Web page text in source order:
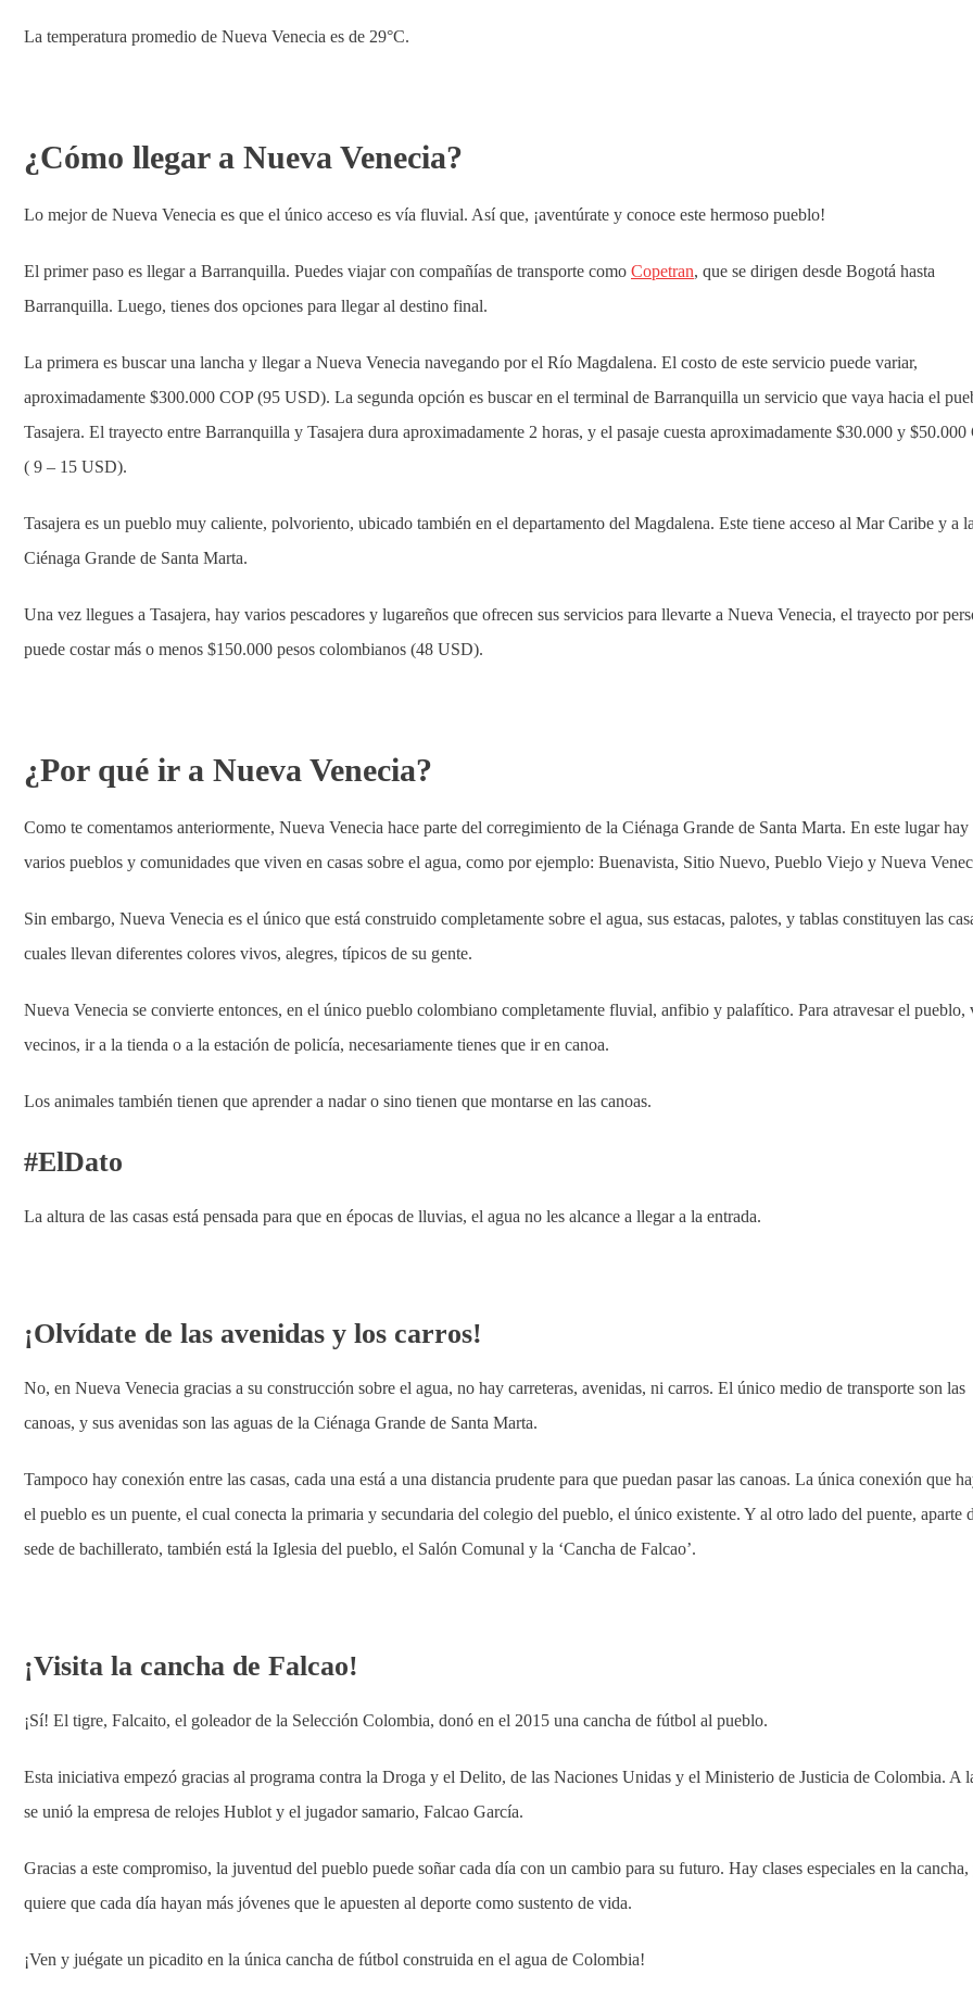
La temperatura promedio de Nueva Venecia es de 29°C.
¿Cómo llegar a Nueva Venecia?
Lo mejor de Nueva Venecia es que el único acceso es vía fluvial. Así que, ¡aventúrate y conoce este hermoso pueblo!
El primer paso es llegar a Barranquilla. Puedes viajar con compañías de transporte como Copetran, que se dirigen desde Bogotá hasta
Barranquilla. Luego, tienes dos opciones para llegar al destino final.
La primera es buscar una lancha y llegar a Nueva Venecia navegando por el Río Magdalena. El costo de este servicio puede variar,
aproximadamente $300.000 COP (95 USD). La segunda opción es buscar en el terminal de Barranquilla un servicio que vaya hacia el
Tasajera. El trayecto entre Barranquilla y Tasajera dura aproximadamente 2 horas, y el pasaje cuesta aproximadamente $30.000 y $50.000
( 9 – 15 USD).
Tasajera es un pueblo muy caliente, polvoriento, ubicado también en el departamento del Magdalena. Este tiene acceso al Mar Caribe y a
Ciénaga Grande de Santa Marta.
Una vez llegues a Tasajera, hay varios pescadores y lugareños que ofrecen sus servicios para llevarte a Nueva Venecia, el trayecto por
puede costar más o menos $150.000 pesos colombianos (48 USD).
¿Por qué ir a Nueva Venecia?
Como te comentamos anteriormente, Nueva Venecia hace parte del corregimiento de la Ciénaga Grande de Santa Marta. En este lugar hay
varios pueblos y comunidades que viven en casas sobre el agua, como por ejemplo: Buenavista, Sitio Nuevo, Pueblo Viejo y Nueva
Sin embargo, Nueva Venecia es el único que está construido completamente sobre el agua, sus estacas, palotes, y tablas constituyen las
cuales llevan diferentes colores vivos, alegres, típicos de su gente.
Nueva Venecia se convierte entonces, en el único pueblo colombiano completamente fluvial, anfibio y palafítico. Para atravesar el pueblo,
vecinos, ir a la tienda o a la estación de policía, necesariamente tienes que ir en canoa.
Los animales también tienen que aprender a nadar o sino tienen que montarse en las canoas.
#ElDato
La altura de las casas está pensada para que en épocas de lluvias, el agua no les alcance a llegar a la entrada.
¡Olvídate de las avenidas y los carros!
No, en Nueva Venecia gracias a su construcción sobre el agua, no hay carreteras, avenidas, ni carros. El único medio de transporte son las
canoas, y sus avenidas son las aguas de la Ciénaga Grande de Santa Marta.
Tampoco hay conexión entre las casas, cada una está a una distancia prudente para que puedan pasar las canoas. La única conexión que
el pueblo es un puente, el cual conecta la primaria y secundaria del colegio del pueblo, el único existente. Y al otro lado del puente, aparte
sede de bachillerato, también está la Iglesia del pueblo, el Salón Comunal y la ‘Cancha de Falcao’.
¡Visita la cancha de Falcao!
¡Sí! El tigre, Falcaito, el goleador de la Selección Colombia, donó en el 2015 una cancha de fútbol al pueblo.
Esta iniciativa empezó gracias al programa contra la Droga y el Delito, de las Naciones Unidas y el Ministerio de Justicia de Colombia. A
se unió la empresa de relojes Hublot y el jugador samario, Falcao García.
Gracias a este compromiso, la juventud del pueblo puede soñar cada día con un cambio para su futuro. Hay clases especiales en la cancha,
quiere que cada día hayan más jóvenes que le apuesten al deporte como sustento de vida.
¡Ven y juégate un picadito en la única cancha de fútbol construida en el agua de Colombia!